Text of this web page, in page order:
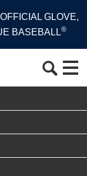
OFFICIAL GLOVE,
BASEBALL®